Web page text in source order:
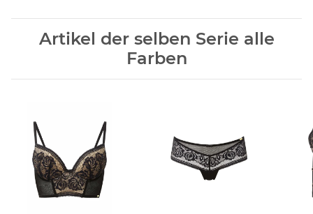
Artikel der selben Serie alle
Farben